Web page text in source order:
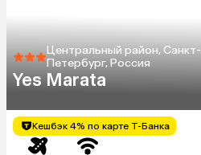
Центральный район, Санкт-
Петербург, Россия
Yes Marata
Кешбэк 4% по карте Т-Банка